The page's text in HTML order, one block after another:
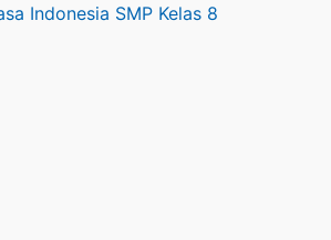
Indonesia SMP Kelas 8